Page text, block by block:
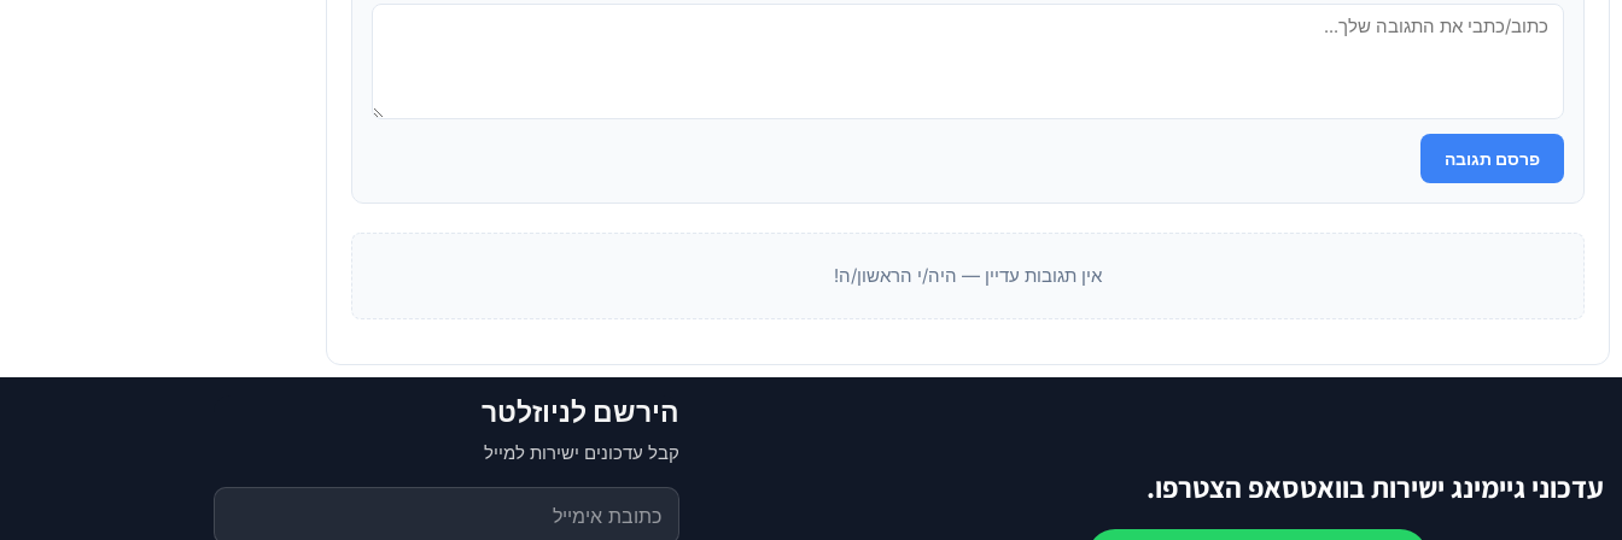
פרסם תגובה
אין תגובות עדיין — היה/י הראשון/ה!
עדכוני גיימינג ישירות בוואטסאפ הצטרפו.
הירשם לניוזלטר
קבל עדכונים ישירות למייל